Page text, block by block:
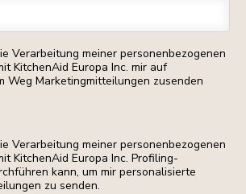
Verarbeitung meiner personenbezogenen
KitchenAid Europa Inc. mir auf
Weg Marketingmitteilungen zusenden
Verarbeitung meiner personenbezogenen
KitchenAid Europa Inc. Profiling-
kann, um mir personalisierte
zu senden.